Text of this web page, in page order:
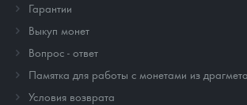
Гарантии
Выкуп монет
Вопрос - ответ
Памятка для работы с монетами из
Условия возврата